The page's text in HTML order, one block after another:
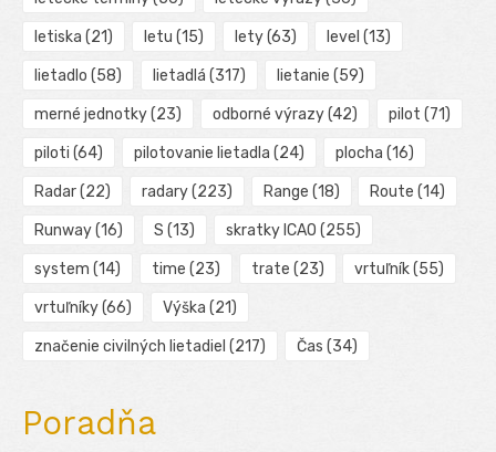
letiska (21) letu (15) lety(63) level (13)
lietadlo (58) lietadlá (317) lietanie (59)
merné jednotky(23) odborné výrazy(42) pilot (71)
piloti (64) pilotovanie lietadla (24) plocha (16)
Radar(22) radary(223) Range (18) Route (14)
Runway(16) S (13) skratky ICAO (255)
system (14) time (23) trate (23) vrtuľník(55)
vrtuľníky(66) Výška (21)
značenie civilných lietadiel (217) Čas (34)
Poradňa